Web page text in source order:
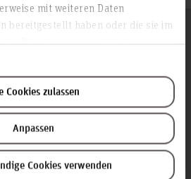
mit weiteren Daten
bereitgestellt haben oder die sie im
Cookies zulassen
Anpassen
Cookies verwenden